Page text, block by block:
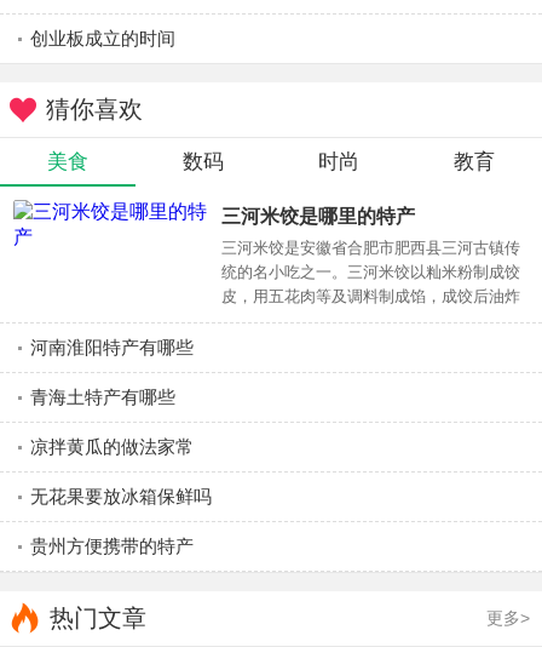
创业板成立的时间
猜你喜欢
美食 数码 时尚 教育
三河米饺是哪里的特产
三河米饺是安徽省合肥市肥西县三河古镇传
统的名小吃之一。三河米饺以籼米粉制成饺
皮，用五花肉等及调料制成馅，成饺后油炸
而成。色泽金黄，外皮微酥脆、馅味鲜美。
河南淮阳特产有哪些
青海土特产有哪些
凉拌黄瓜的做法家常
无花果要放冰箱保鲜吗
贵州方便携带的特产
热门文章 更多>